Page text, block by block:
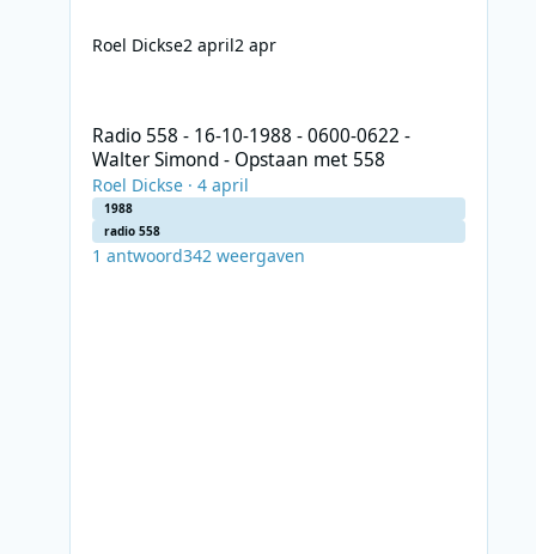
Roel Dickse2 april2 apr
Radio 558 - 16-10-1988 - 0600-0622 -
Walter Simond - Opstaan met 558
Roel Dickse· 4 april
1988
radio 558
1 antwoord342 weergaven